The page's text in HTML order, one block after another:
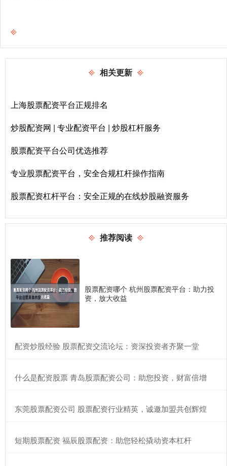
相关更新
上海股票配资平台正规排名
炒股配资网 | 专业配资平台 | 炒股杠杆服务
股票配资平台公司优选推荐
专业股票配资平台，安全合规杠杆操作指南
股票配资杠杆平台：安全正规的在线炒股融资服务
推荐阅读
股票配资哪个 杭州股票配资平台：助力投
资，放大收益
​配资炒股经验 股票配资交流论坛：资深投资者齐聚一堂
​什么是配资股票 青岛股票配资公司：助您投资，财富倍增
​东莞股票配资公司 股票配资行业精英，诚邀加盟共创辉煌
​短期股票配资 福辰股票配资：助您轻松撬动资本杠杆